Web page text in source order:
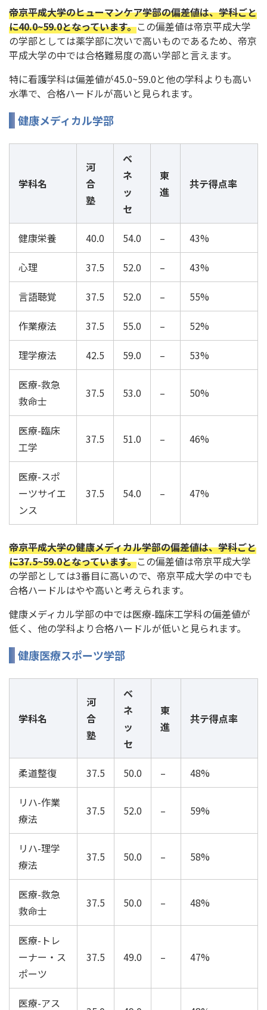
帝京平成大学のヒューマンケア学部の偏差値は、学科ごと
に40.0~59.0となっています。この偏差値は帝京平成大学
の学部としては薬学部に次いで高いものであるため、帝京
平成大学の中では合格難易度の高い学部と言えます。
特に看護学科は偏差値が45.0~59.0と他の学科よりも高い
水準で、合格ハードルが高いと見られます。
健康メディカル学部
学科名
河
合
塾
ベ
ネ
ッ
セ
東
進
共テ得点率
健康栄養 40.0 54.0 – 43%
心理 37.5 52.0 – 43%
言語聴覚 37.5 52.0 – 55%
作業療法 37.5 55.0 – 52%
理学療法 42.5 59.0 – 53%
医療-救急
救命士
37.5 53.0 – 50%
医療-臨床
工学
37.5 51.0 – 46%
医療-スポ
ーツサイエ
ンス
37.5 54.0 – 47%
帝京平成大学の健康メディカル学部の偏差値は、学科ごと
に37.5~59.0となっています。この偏差値は帝京平成大学
の学部としては3番目に高いので、帝京平成大学の中でも
合格ハードルはやや高いと考えられます。
健康メディカル学部の中では医療-臨床工学科の偏差値が
低く、他の学科より合格ハードルが低いと見られます。
健康医療スポーツ学部
学科名
河
合
塾
ベ
ネ
ッ
セ
東
進
共テ得点率
柔道整復 37.5 50.0 – 48%
リハ-作業
療法
37.5 52.0 – 59%
リハ-理学
療法
37.5 50.0 – 58%
医療-救急
救命士
37.5 50.0 – 48%
医療-トレ
ーナー・ス
ポーツ
37.5 49.0 – 47%
医療-アス